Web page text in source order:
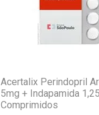
Acertalix Perindopril
5mg + Indapamida
Comprimidos